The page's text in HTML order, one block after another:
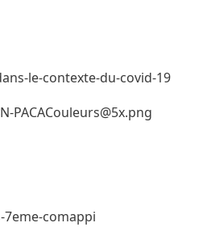
le-contexte-du-covid-19
comappi